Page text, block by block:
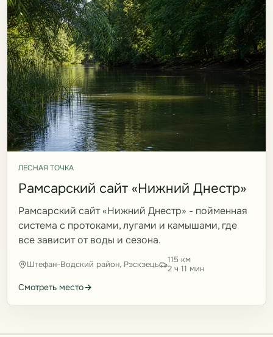
ЛЕСНАЯ ТОЧКА
Рамсарский сайт «Нижний Днестр»
Рамсарский сайт «Нижний Днестр» - пойменная
система с протоками, лугами и камышами, где
все зависит от воды и сезона.
Штефан-Водский район, Рэскэець
115 км
2 ч 11 мин
Смотреть место